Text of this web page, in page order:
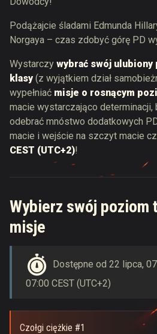
Podążajcie śladami Edmunda
Norgaya – czas zdobyć górę PD
Wystarczy wybrać swój
klasy(z wyjątkiem dział
wypełniać misje o rosnącym
macie wystarczająco
odebrać mnóstwo dodatkowych
macie i wejście na szczyt macie
CEST (UTC+2)!
Wybierz swój poziom
misje
Dostępne od 22 lipca,
07:00 CEST (UTC+2)
Czołgi ciężkie #1